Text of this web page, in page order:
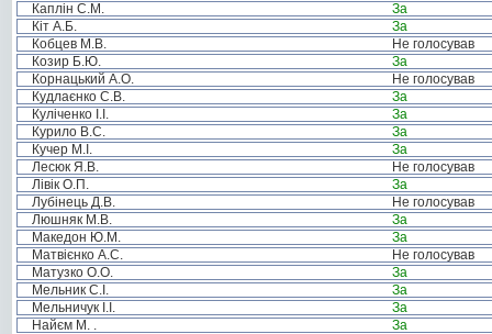
Каплін С.М.
За
Кіт А.Б.
За
Кобцев М.В.
Не голосував
Козир Б.Ю.
За
Корнацький А.О.
Не голосував
Кудлаєнко С.В.
За
Куліченко І.І.
За
Курило В.С.
За
Кучер М.І.
За
Лесюк Я.В.
Не голосував
Лівік О.П.
За
Лубінець Д.В.
Не голосував
Люшняк М.В.
За
Македон Ю.М.
За
Матвієнко А.С.
Не голосував
Матузко О.О.
За
Мельник С.І.
За
Мельничук І.І.
За
Найєм М. .
За